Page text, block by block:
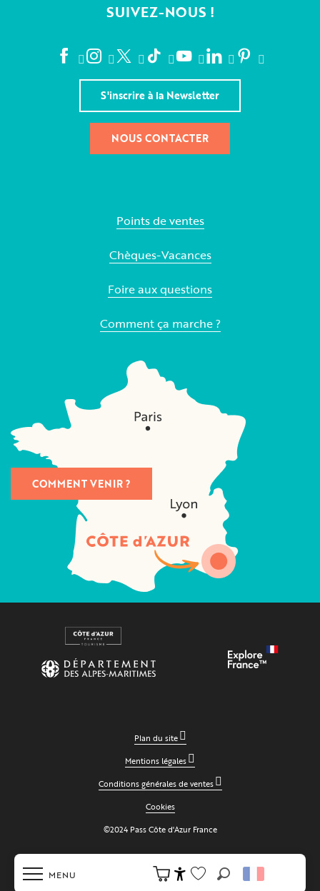
MENU
SUIVEZ-NOUS !
S'inscrire à la Newsletter
NOUS CONTACTER
Points de ventes
Chèques-Vacances
Foire aux questions
Comment ça marche ?
COMMENT VENIR ?
Plan du site
Mentions légales
Conditions générales de ventes
Cookies
©2024 Pass Côte d'Azur France